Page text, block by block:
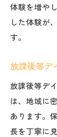
放
感
例
個
ョ
体験を増や
した体験が
す。
放課後等デ
放課後等デ
は、地域に
あります。
長を丁寧に